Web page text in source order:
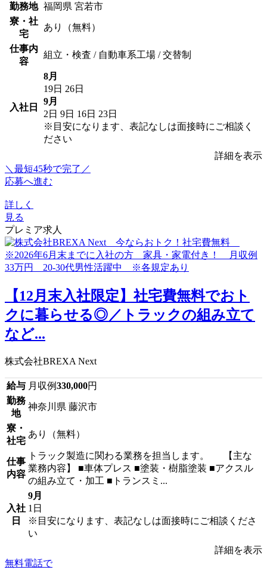
勤務地 福岡県 宮若市
寮・社
宅
あり（無料）
仕事内
容
組立・検査 / 自動車系工場 / 交替制
入社日
8月
19日 26日
9月
2日 9日 16日 23日
※目安になります、表記なしは面接時にご相談く
ださい
詳細を表示
＼最短45秒で完了／
応募へ進む
詳しく
見る
プレミア求人
【12月末入社限定】社宅費無料でおト
クに暮らせる◎／トラックの組み立て
など...
株式会社BREXA Next
給与 月収例330,000円
勤務
地
神奈川県 藤沢市
寮・
社宅
あり（無料）
仕事
内容
トラック製造に関わる業務を担当します。 【主な
業務内容】 ■車体プレス ■塗装・樹脂塗装 ■アクスル
の組み立て・加工 ■トランスミ...
入社
日
9月
1日
※目安になります、表記なしは面接時にご相談くださ
い
詳細を表示
無料電話で